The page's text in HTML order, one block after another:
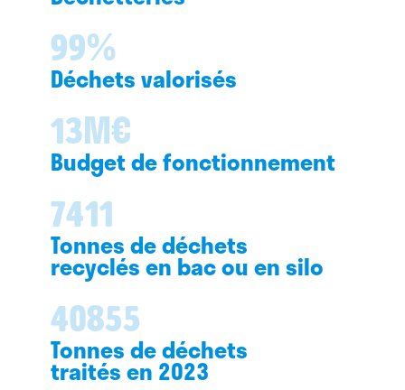
40855
Tonnes de déchets
traités en 2023
7411
Tonnes de déchets
recyclés en bac ou en silo
13M€
Budget de fonctionnement
99%
Déchets valorisés